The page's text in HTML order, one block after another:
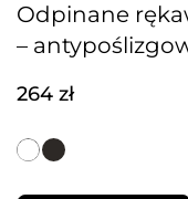
Odpinane
–
264 zł